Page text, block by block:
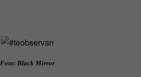
Foto: Black Mirror